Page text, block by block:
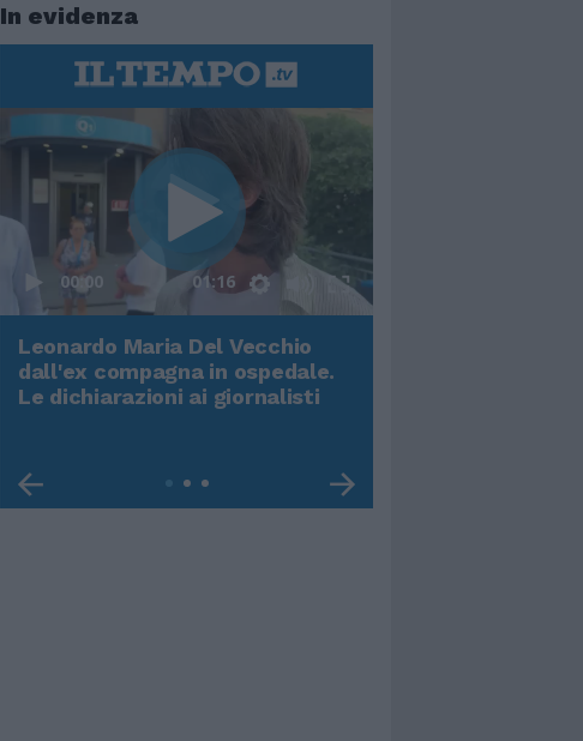
In evidenza
00:00 01:16
Leonardo Maria Del Vecchio
dall'ex compagna in ospedale.
Le dichiarazioni ai giornalisti